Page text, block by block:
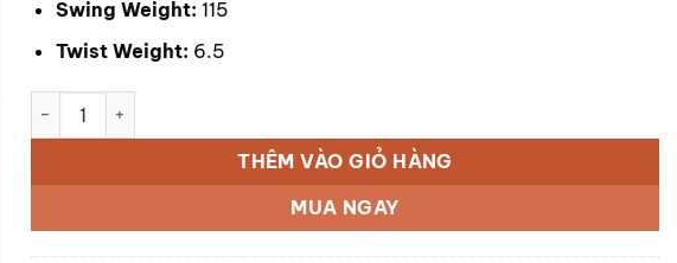
Swing Weight: 115
Twist Weight: 6.5
Vợt Pickleball Axel Neuron 2 - GRAY số lượng
THÊM VÀO GIỎ HÀNG
MUA NGAY